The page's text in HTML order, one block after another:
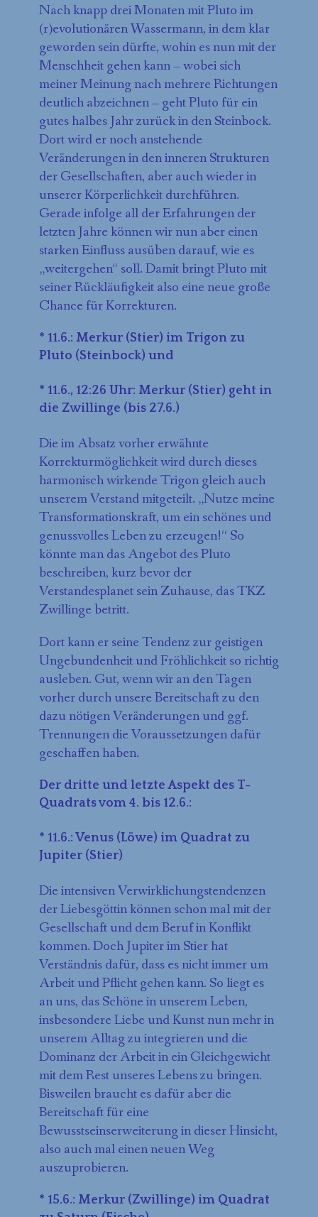
Nach knapp drei Monaten mit Pluto im
(r)evolutionären Wassermann, in dem klar
geworden sein dürfte, wohin es nun mit der
Menschheit gehen kann – wobei sich
meiner Meinung nach mehrere Richtungen
deutlich abzeichnen – geht Pluto für ein
gutes halbes Jahr zurück in den Steinbock.
Dort wird er noch anstehende
Veränderungen in den inneren Strukturen
der Gesellschaften, aber auch wieder in
unserer Körperlichkeit durchführen.
Gerade infolge all der Erfahrungen der
letzten Jahre können wir nun aber einen
starken Einfluss ausüben darauf, wie es
„weitergehen“ soll. Damit bringt Pluto mit
seiner Rückläufigkeit also eine neue große
Chance für Korrekturen.
* 11.6.: Merkur (Stier) im Trigon zu
Pluto (Steinbock) und
* 11.6., 12:26 Uhr: Merkur (Stier) geht in
die Zwillinge (bis 27.6.)
Die im Absatz vorher erwähnte
Korrekturmöglichkeit wird durch dieses
harmonisch wirkende Trigon gleich auch
unserem Verstand mitgeteilt. „Nutze meine
Transformationskraft, um ein schönes und
genussvolles Leben zu erzeugen!“ So
könnte man das Angebot des Pluto
beschreiben, kurz bevor der
Verstandesplanet sein Zuhause, das TKZ
Zwillinge betritt.
Dort kann er seine Tendenz zur geistigen
Ungebundenheit und Fröhlichkeit so richtig
ausleben. Gut, wenn wir an den Tagen
vorher durch unsere Bereitschaft zu den
dazu nötigen Veränderungen und ggf.
Trennungen die Voraussetzungen dafür
geschaffen haben.
Der dritte und letzte Aspekt des T-
Quadrats vom 4. bis 12.6.:
* 11.6.: Venus (Löwe) im Quadrat zu
Jupiter (Stier)
Die intensiven Verwirklichungstendenzen
der Liebesgöttin können schon mal mit der
Gesellschaft und dem Beruf in Konflikt
kommen. Doch Jupiter im Stier hat
Verständnis dafür, dass es nicht immer um
Arbeit und Pflicht gehen kann. So liegt es
an uns, das Schöne in unserem Leben,
insbesondere Liebe und Kunst nun mehr in
unserem Alltag zu integrieren und die
Dominanz der Arbeit in ein Gleichgewicht
mit dem Rest unseres Lebens zu bringen.
Bisweilen braucht es dafür aber die
Bereitschaft für eine
Bewusstseinserweiterung in dieser Hinsicht,
also auch mal einen neuen Weg
auszuprobieren.
* 15.6.: Merkur (Zwillinge) im Quadrat